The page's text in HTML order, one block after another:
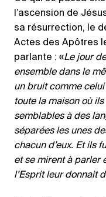
l’ascension de
sa résurrection, le
Actes des Apôtres
parlante : «Le jour
ensemble dans le
un bruit comme
toute la maison où
semblables à des
séparées les unes
chacun d’eux. Et ils
et se mirent à parler
l’Esprit leur donnait